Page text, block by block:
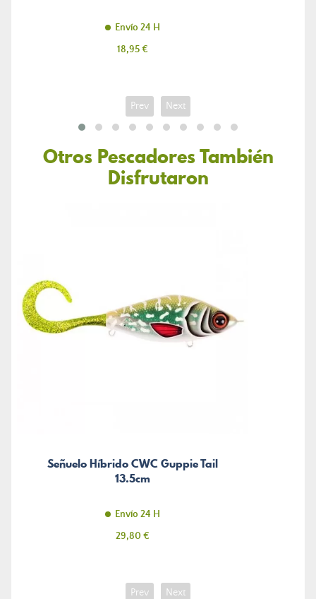
Envío 24 H
Precio
18,95 €
Prev Next
Otros Pescadores También
Disfrutaron
Señuelo Híbrido CWC Guppie Tail
13.5cm
Envío 24 H
Precio
29,80 €
Prev Next